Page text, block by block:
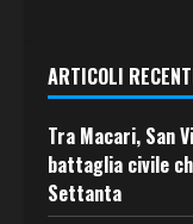
ARTICOLI
Tra Macari, San
battaglia civile
Settanta